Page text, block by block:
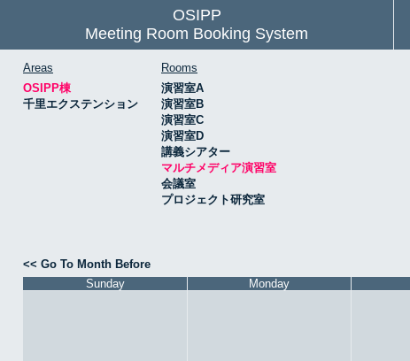
OSIPP
Meeting Room Booking System
Areas
OSIPP棟
千里エクステンション
Rooms
演習室A
演習室B
演習室C
演習室D
講義シアター
マルチメディア演習室
会議室
プロジェクト研究室
<< Go To Month Before
Sunday
Monday